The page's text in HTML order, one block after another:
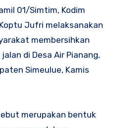
01/Simtim, Kodim
Jufri melaksanakan
membersihkan
di Desa Air Pianang,
Simeulue, Kamis
merupakan bentuk